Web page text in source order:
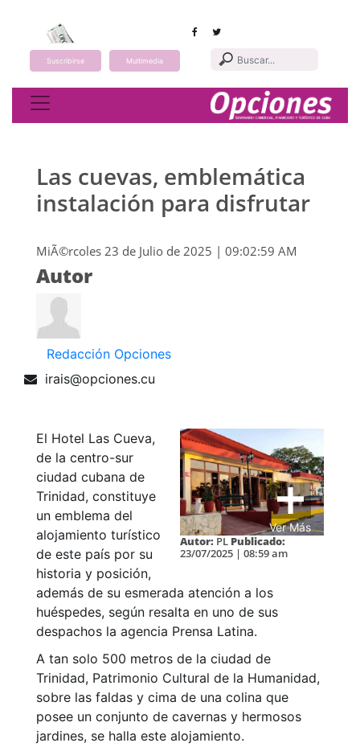
Suscribirse Multimedia
Toggle navigation
Las cuevas, emblemática
instalación para disfrutar
MiÃ©rcoles 23 de Julio de 2025 | 09:02:59 AM
Autor
Redacción Opciones
irais@opciones.cu
Ver Más
Autor: PL Publicado:
23/07/2025 | 08:59 am
El Hotel Las Cueva,
de la centro-sur
ciudad cubana de
Trinidad, constituye
un emblema del
alojamiento turístico
de este país por su
historia y posición,
además de su esmerada atención a los
huéspedes, según resalta en uno de sus
despachos la agencia Prensa Latina.
A tan solo 500 metros de la ciudad de
Trinidad, Patrimonio Cultural de la Humanidad,
sobre las faldas y cima de una colina que
posee un conjunto de cavernas y hermosos
jardines, se halla este alojamiento.